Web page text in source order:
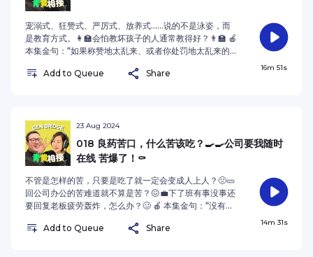
宠溺式、狂赞式、严厉式、放养式……说的不是泳姿，而
是教育方式。👩‍🏫会怕教坏孩子的人通常教得好？👨‍🏫 🍎
本集金句：“如果称赞地太乱来、或者你处罚地太乱来的
（2024） See omnystudio.com/listener for
Add to Queue Share
16m 51s
23 Aug 2024
018 良药苦口，什么苦该吃？‍🍳‍🍳公司要我随时
在线 苦爆了！⚰️
不管是怎样的苦，只要是吃了就一定会变成人上人？🤢🥒
回公司办公的苦难道就不算是苦？😖💼下了班有事没事还
要回复老板疲劳轰炸，怎么办？🥴 🍎 本集金句：“没有人
对的’” —— 林安娜（2024） 【编按：本集节目试行呈现
Add to Queue Share
14m 31s